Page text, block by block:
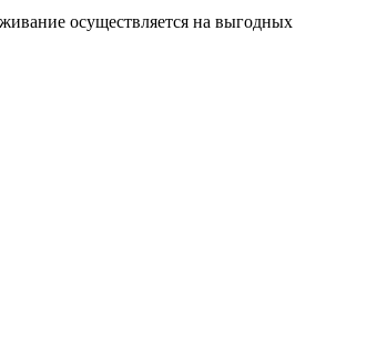
осуществляется на выгодных